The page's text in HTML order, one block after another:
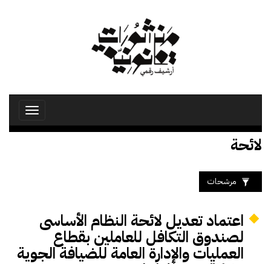
Toggle
لائحة
مرشحات
اعتماد تعديل لائحة النظام الأساسى
لصندوق التكافل للعاملين بقطاع
العمليات والإدارة العامة للضيافة الجوية